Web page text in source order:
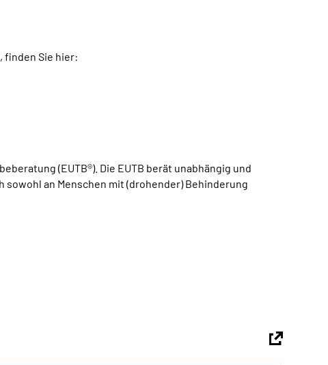
finden Sie hier:
(EUTB®). Die EUTB berät unabhängig und
an Menschen mit (drohender) Behinderung